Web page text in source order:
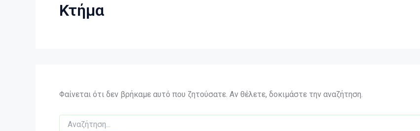
Κτήμα
Φαίνεται ότι δεν βρήκαμε αυτό που ζητούσατε. Αν θέλετε, δοκιμάστε την αναζήτηση.